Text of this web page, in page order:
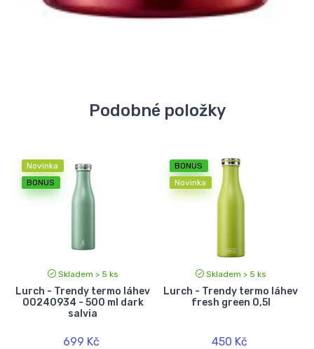
Podobné položky
Novinka
BONUS
Skladem > 5 ks
Lurch - Trendy termo láhev
00240934 - 500 ml dark
salvia
699 Kč
BONUS
Novinka
Skladem > 5 ks
Lurch - Trendy termo láhev
fresh green 0,5l
450 Kč